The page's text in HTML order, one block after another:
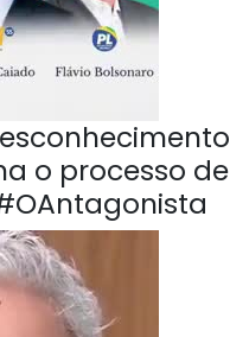
o processo de